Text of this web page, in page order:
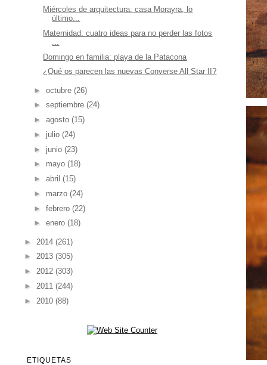
Miércoles de arquitectura: casa Morayra, lo
último...
Maternidad: cuatro ideas para no perder las fotos
Domingo en familia: playa de la Patacona
¿Qué os parecen las nuevas Converse All Star II?
► octubre (26)
► septiembre (24)
► agosto (15)
► julio (24)
► junio (23)
► mayo (18)
► abril (15)
► marzo (24)
► febrero (22)
► enero (18)
► 2014 (261)
► 2013 (305)
► 2012 (303)
► 2011 (244)
► 2010 (88)
ETIQUETAS